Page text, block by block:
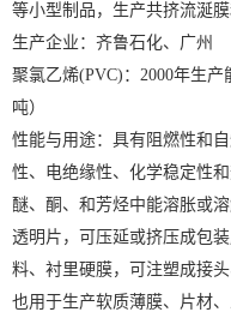
等小型制品，生产共挤流涎
生产企业：齐鲁石化、广州
聚氯乙烯(PVC)：2000年生产
吨）
性能与用途：具有阻燃性和
性、电绝缘性、化学稳定性
醚、酮、和芳烃中能溶胀或
透明片，可压延或挤压成包
料、衬里硬膜，可注塑成接
也用于生产软质薄膜、片材